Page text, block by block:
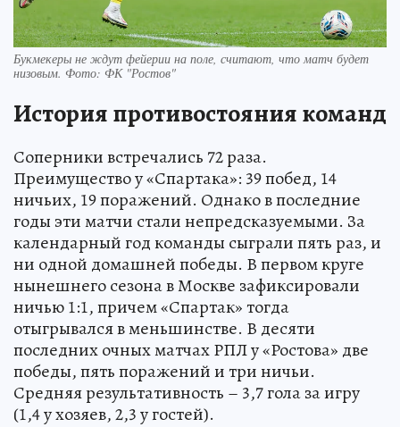
Букмекеры не ждут фейерии на поле, считают, что матч будет
низовым. Фото: ФК "Ростов"
История противостояния команд
Соперники встречались 72 раза.
Преимущество у «Спартака»: 39 побед, 14
ничьих, 19 поражений. Однако в последние
годы эти матчи стали непредсказуемыми. За
календарный год команды сыграли пять раз, и
ни одной домашней победы. В первом круге
нынешнего сезона в Москве зафиксировали
ничью 1:1, причем «Спартак» тогда
отыгрывался в меньшинстве. В десяти
последних очных матчах РПЛ у «Ростова» две
победы, пять поражений и три ничьи.
Средняя результативность – 3,7 гола за игру
(1,4 у хозяев, 2,3 у гостей).